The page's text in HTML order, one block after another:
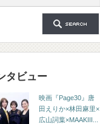
タビュー
映画『Page30』唐
田えりか×林田麻里×
広山詞葉×MAAKIII...